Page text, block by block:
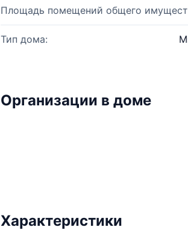
Площадь помещений общего
Тип дома:
Организации в доме
Характеристики